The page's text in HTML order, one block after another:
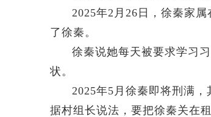
2025年2月26日，徐秦家
了徐秦。
徐秦说她每天被要求学习
状。
2025年5月徐秦即将刑满
据村组长说法，要把徐秦关在租